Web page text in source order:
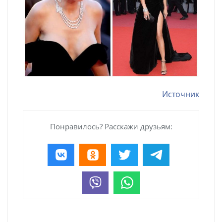
Источник
Понравилось? Расскажи друзьям: